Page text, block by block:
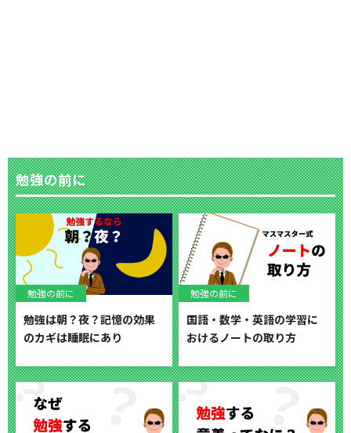
勉強の前に
勉強は朝？夜？記憶の効果
のカギは睡眠にあり
勉強の前に
国語・数学・英語の学習に
おけるノートの取り方
勉強の前に